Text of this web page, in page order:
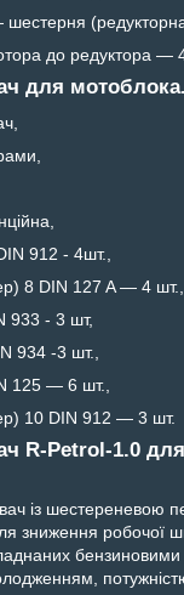
шестерня
до редуктора —
для
912 - 4шт.,
8 DIN 127 A — 4 шт.,
933 - 3 шт,
934 -3 шт.,
125 — 6 шт.,
10 DIN 912 — 3 шт.
R-Petrol-1.0
із шестереневою
зниження робочої